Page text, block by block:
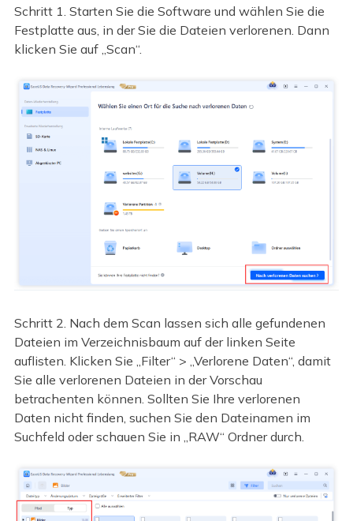
Schritt 1. Starten Sie die Software und wählen Sie die
Festplatte aus, in der Sie die Dateien verlorenen. Dann
klicken Sie auf „Scan“.
Schritt 2. Nach dem Scan lassen sich alle gefundenen
Dateien im Verzeichnisbaum auf der linken Seite
auflisten. Klicken Sie „Filter“ > „Verlorene Daten“, damit
Sie alle verlorenen Dateien in der Vorschau
betrachenten können. Sollten Sie Ihre verlorenen
Daten nicht finden, suchen Sie den Dateinamen im
Suchfeld oder schauen Sie in „RAW“ Ordner durch.